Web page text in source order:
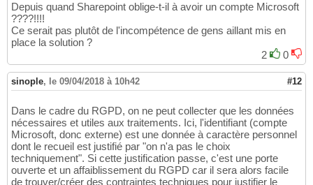
Depuis quand Sharepoint oblige-t-il à avoir un compte Microsoft
????!!!!
Ce serait pas plutôt de l'incompétence de gens aillant mis en
place la solution ?
2
0
sinople, le 09/04/2018 à 10h42 #12
Dans le cadre du RGPD, on ne peut collecter que les données
nécessaires et utiles aux traitements. Ici, l'identifiant (compte
Microsoft, donc externe) est une donnée à caractère personnel
dont le recueil est justifié par "on n'a pas le choix
techniquement". Si cette justification passe, c'est une porte
ouverte et un affaiblissement du RGPD car il sera alors facile
de trouver/créer des contraintes techniques pour justifier le